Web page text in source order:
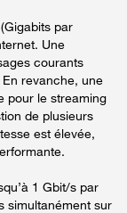
(Gigabits par
Une
courants
revanche, une
pour le streaming
de plusieurs
est élevée,
1 Gbit/s par
simultanément sur